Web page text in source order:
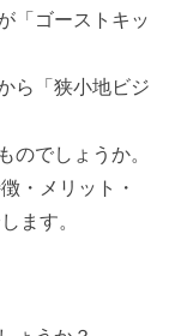
「ゴーストキッ
ら「狭小地ビジ
でしょうか。
・メリット・
ます。